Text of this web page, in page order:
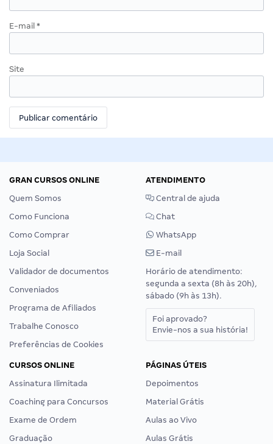
E-mail *
Site
GRAN CURSOS ONLINE
Quem Somos
Como Funciona
Como Comprar
Loja Social
Validador de documentos
Conveniados
Programa de Afiliados
Trabalhe Conosco
Preferências de Cookies
ATENDIMENTO
Central de ajuda
Chat
WhatsApp
E-mail
Horário de atendimento:
segunda a sexta (8h às 20h),
sábado (9h às 13h).
Foi aprovado?
Envie-nos a sua história!
CURSOS ONLINE
Assinatura Ilimitada
Coaching para Concursos
Exame de Ordem
Graduação
PÁGINAS ÚTEIS
Depoimentos
Material Grátis
Aulas ao Vivo
Aulas Grátis